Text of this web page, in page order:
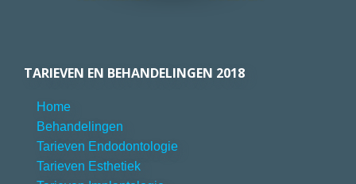
TARIEVEN EN BEHANDELINGEN 2018
Home
Behandelingen
Tarieven Endodontologie
Tarieven Esthetiek